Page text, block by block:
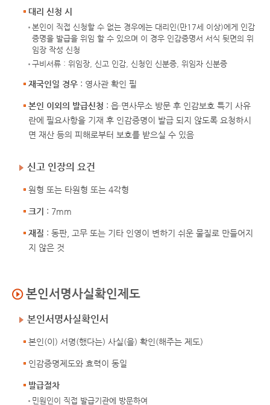
대리 신청 시
본인이 직접 신청할 수 없는 경우에는 대리인(만17세 이상)에게 인감
증명을 발급을 위임 할 수 있으며 이 경우 인감증명서 서식 뒷면의 위
임장 작성 신청
구비서류 : 위임장, 신고 인감, 신청인 신분증, 위임자 신분증
재국인일 경우 : 영사관 확인 필
본인 이외의 발급신청 : 읍·면사무소 방문 후 인감보호 특기 사유
란에 필요사항을 기재 후 인감증명이 발급 되지 않도록 요청하시
면 재산 등의 피해로부터 보호를 받으실 수 있음
신고 인장의 요건
원형 또는 타원형 또는 4각형
크기 : 7mm
재질 : 동판, 고무 또는 기타 인영이 변하기 쉬운 물질로 만들어지
지 않은 것
본인서명사실확인제도
본인서명사실확인서
본인(이) 서명(했다는) 사실(을) 확인(해주는 제도)
인감증명제도와 효력이 동일
발급절차
민원인이 직접 발급기관에 방문하여